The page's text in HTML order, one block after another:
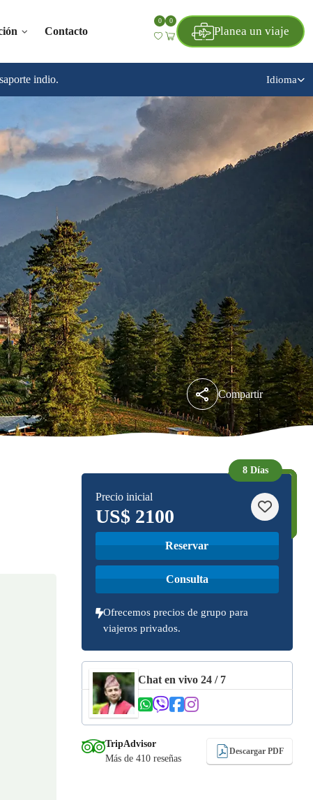
Contacto
0 0
Planea un viaje
indio. Idioma
Compartir
8 Días
Precio inicial
US$ 2100
Reservar
Consulta
Ofrecemos precios de grupo para
viajeros privados.
Chat en vivo 24 / 7
TripAdvisor
Más de 410 reseñas
Descargar PDF